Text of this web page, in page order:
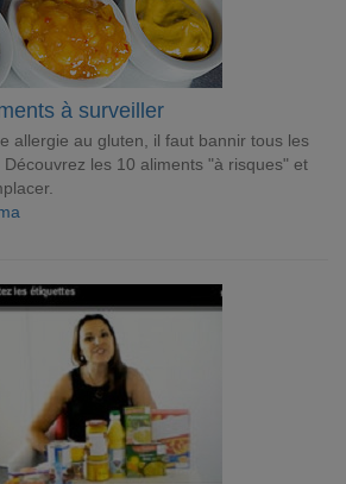
à surveiller
allergie au gluten, il faut bannir tous les
les 10 aliments "à risques" et